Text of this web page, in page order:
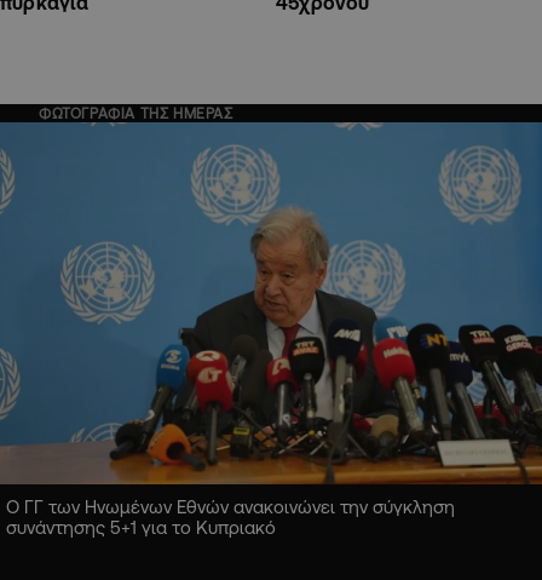
ΦΩΤΟΓΡΑΦΙΑ ΤΗΣ ΗΜΕΡΑΣ
Ο ΓΓ των Ηνωμένων Εθνών ανακοινώνει την σύγκληση
συνάντησης 5+1 για το Κυπριακό